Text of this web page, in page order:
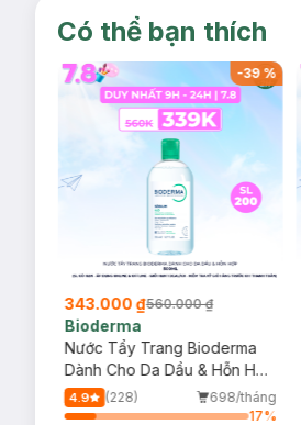
Có thể bạn thích
-39%
343.000 ₫560.000 ₫
Bioderma
Nước Tẩy Trang Bioderma
Dành Cho Da Dầu & Hỗn Hợp
500ml
4.9 (228)
698/tháng
17%